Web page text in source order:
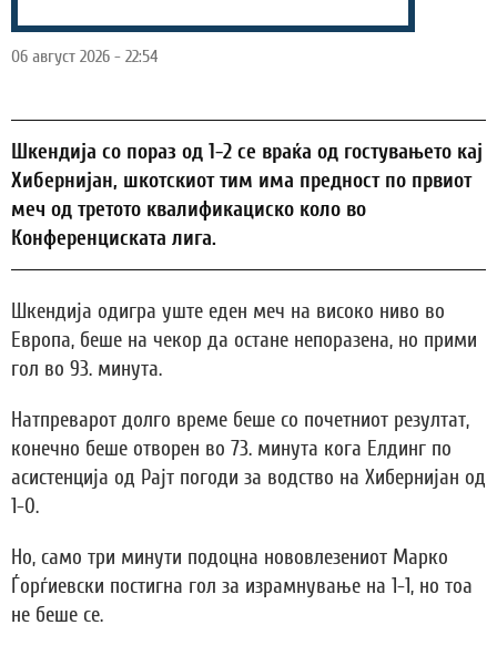
06 август 2026 - 22:54
Шкендија со пораз од 1-2 се враќа од гостувањето кај
Хибернијан, шкотскиот тим има предност по првиот
меч од третото квалификациско коло во
Конференциската лига.
Шкендија одигра уште еден меч на високо ниво во
Европа, беше на чекор да остане непоразена, но прими
гол во 93. минута.
Натпреварот долго време беше со почетниот резултат,
конечно беше отворен во 73. минута кога Елдинг по
асистенција од Рајт погоди за водство на Хибернијан од
1-0.
Но, само три минути подоцна нововлезениот Марко
Ѓорѓиевски постигна гол за израмнување на 1-1, но тоа
не беше се.